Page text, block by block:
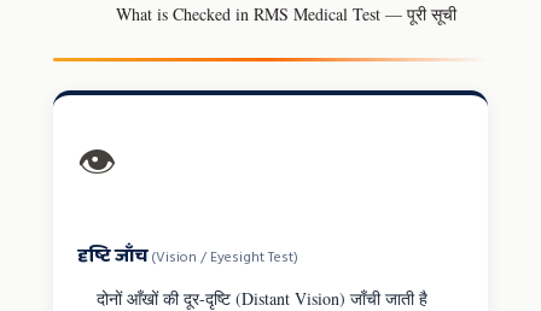
What is Checked in RMS Medical Test — पूरी सूची
👁️
दृष्टि जाँच(Vision / Eyesight Test)
दोनों आँखों की दूर-दृष्टि (Distant Vision) जाँची जाती है